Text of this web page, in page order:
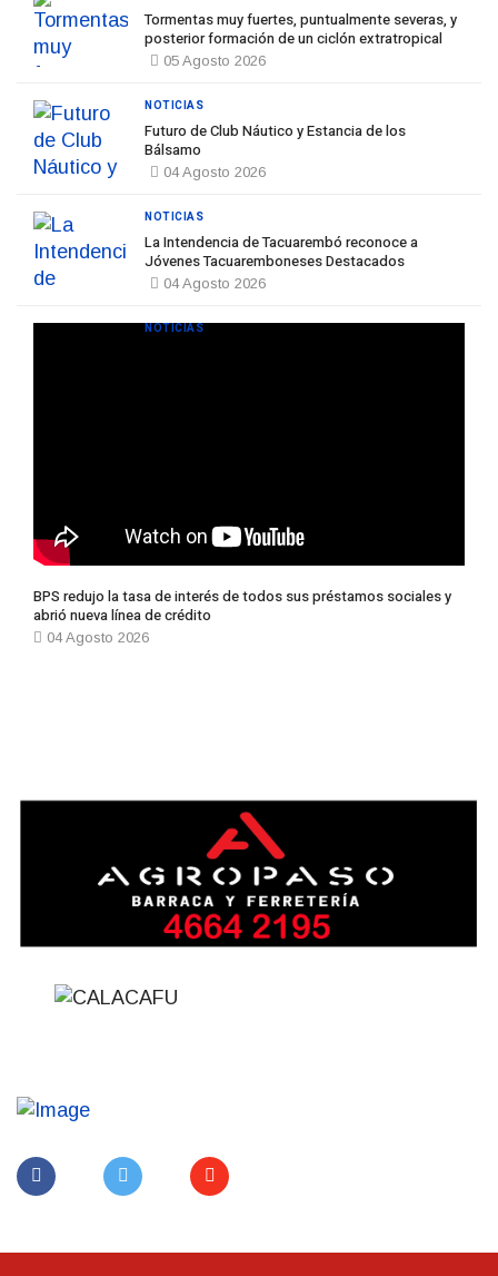
Tormentas muy fuertes, puntualmente severas, y
posterior formación de un ciclón extratropical
05 Agosto 2026
Futuro de Club Náutico y Estancia de los
Bálsamo
04 Agosto 2026
NOTICIAS
La Intendencia de Tacuarembó reconoce a
Jóvenes Tacuaremboneses Destacados
04 Agosto 2026
NOTICIAS
BPS redujo la tasa de interés de todos sus préstamos sociales y
abrió nueva línea de crédito
04 Agosto 2026
NOTICIAS